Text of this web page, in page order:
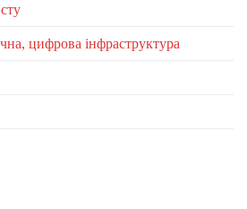
цифрова інфраструктура